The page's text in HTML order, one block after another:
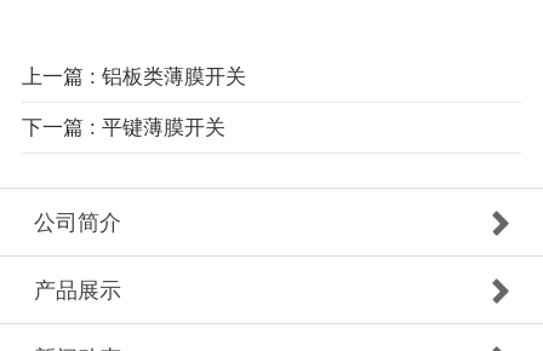
上一篇 : 铝板类薄膜开关
下一篇 : 平键薄膜开关
公司简介
产品展示